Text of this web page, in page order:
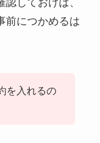
しておけば、
前につかめるは
を入れるの